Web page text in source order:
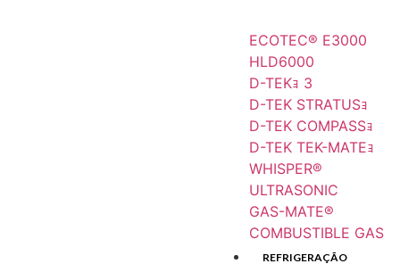
ECOTEC® E3000
HLD6000
D-TEKｮ 3
D-TEK STRATUSｮ
D-TEK COMPASSｮ
D-TEK TEK-MATEｮ
WHISPER®
ULTRASONIC
GAS-MATE®
COMBUSTIBLE GAS
REFRIGERAÇÃO